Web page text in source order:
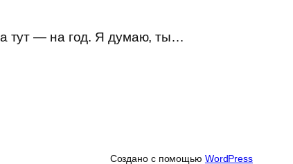
тут — на год. Я думаю, ты…
Создано с помощью WordPress